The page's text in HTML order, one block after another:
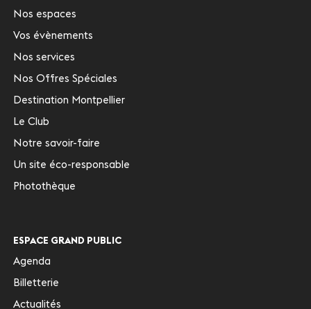
Nos espaces
Vos évènements
Nos services
Nos Offres Spéciales
Destination Montpellier
Le Club
Notre savoir-faire
Un site éco-responsable
Photothèque
ESPACE GRAND PUBLIC
Agenda
Billetterie
Actualités